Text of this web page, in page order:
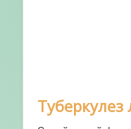
Туберкулез